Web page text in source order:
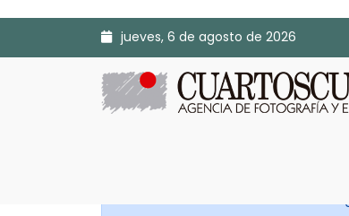
jueves, 6 de agosto de 2026